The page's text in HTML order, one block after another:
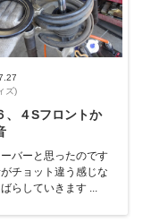
ズ)
、４Sフロントか
バーと思ったのです
チョット違う感じな
らしていきます ...